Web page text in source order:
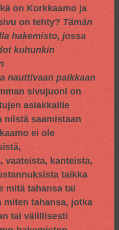
on Korkkaamo ja
on tehty? Tämän
hakemisto, jossa
kuhunkin
nauttivaan paikkaan
sivujuoni on
asiakkaille
niistä saamistaan
ei ole
vaateista, kanteista,
taikka
mitä tahansa tai
tahansa, jotka
tai välillisesti